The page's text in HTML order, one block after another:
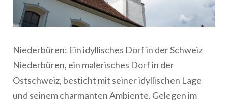
Niederbüren: Ein idyllisches Dorf in der Schweiz
Niederbüren, ein malerisches Dorf in der
Ostschweiz, besticht mit seiner idyllischen Lage
und seinem charmanten Ambiente. Gelegen im